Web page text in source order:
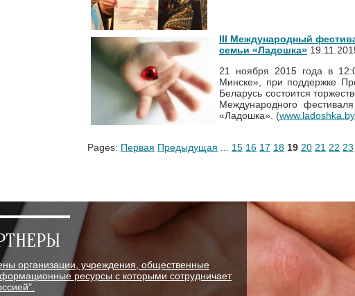
III Международный
семьи «Ладошка»
21 ноября 2015 года в
Минске», при поддержке
Беларусь состоится
Международного
«Ладошка». (www.ladoshka.by
Pages: Первая Предыдущая ... 15 16 17 18 19 20 21 22 23
организации, учреждения, общественные
ресурсы с которыми сотрудничает